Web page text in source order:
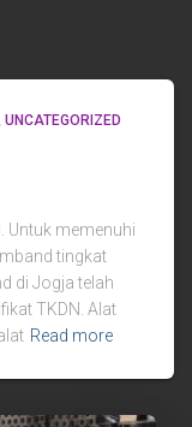
UNCATEGORIZED
Untuk memenuhi
tingkat
di Jogja telah
TKDN. Alat
Read more